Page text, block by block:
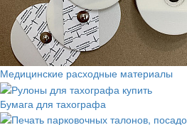
Медицинские расходные материалы
Бумага для тахографа